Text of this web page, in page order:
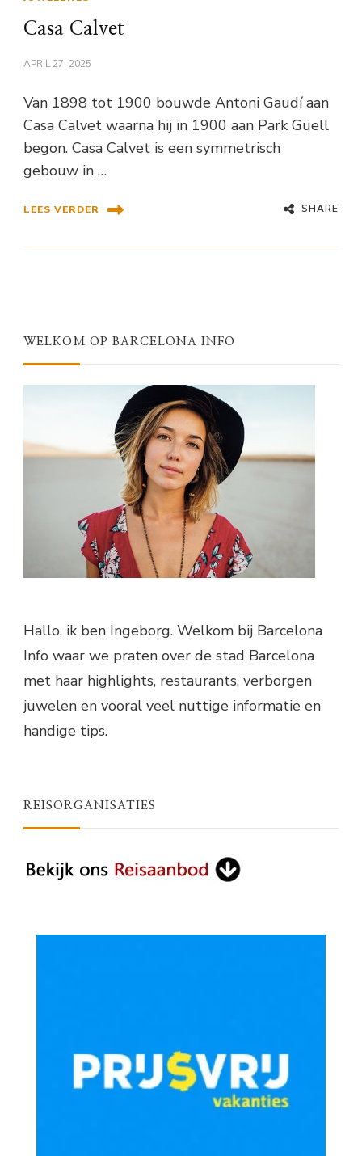
Casa Calvet
APRIL 27, 2025
Van 1898 tot 1900 bouwde Antoni Gaudí aan
Casa Calvet waarna hij in 1900 aan Park Güell
begon. Casa Calvet is een symmetrisch
gebouw in …
LEES VERDER SHARE
WELKOM OP BARCELONA INFO
Hallo, ik ben Ingeborg. Welkom bij Barcelona
Info waar we praten over de stad Barcelona
met haar highlights, restaurants, verborgen
juwelen en vooral veel nuttige informatie en
handige tips.
REISORGANISATIES